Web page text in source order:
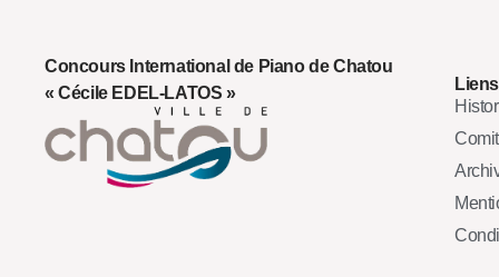
Concours International de Piano de Chatou
« Cécile EDEL-LATOS »